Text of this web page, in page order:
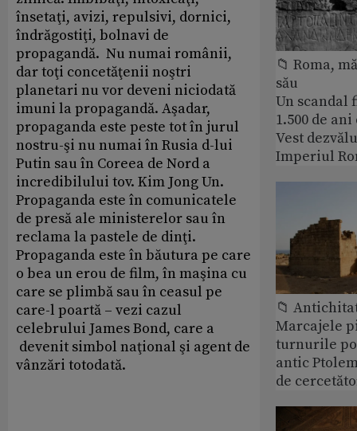
însetaţi, avizi, repulsivi, dornici,
îndrăgostiţi, bolnavi de
propagandă. Nu numai românii,
dar toţi concetăţenii noştri
planetari nu vor deveni niciodată
imuni la propagandă. Aşadar,
propaganda este peste tot în jurul
nostru-şi nu numai în Rusia d-lui
Putin sau în Coreea de Nord a
incredibilului tov. Kim Jong Un.
Propaganda este în comunicatele
de presă ale ministerelor sau în
reclama la pastele de dinţi.
Propaganda este în băutura pe care
o bea un erou de film, în maşina cu
care se plimbă sau în ceasul pe
care-l poartă – vezi cazul
celebrului James Bond, care a
devenit simbol naţional şi agent de
vânzări totodată.
📁 Roma,
său
Un scandal
1.500 de
Vest
Imperiul
📁
Marcajele
turnurile
antic
de